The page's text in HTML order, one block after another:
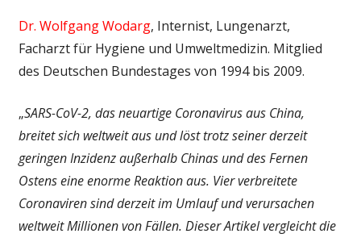
Dr. Wolfgang Wodarg, Internist, Lungenarzt,
Facharzt für Hygiene und Umweltmedizin. Mitglied
des Deutschen Bundestages von 1994 bis 2009.
„SARS-CoV-2, das neuartige Coronavirus aus China,
breitet sich weltweit aus und löst trotz seiner derzeit
geringen Inzidenz außerhalb Chinas und des Fernen
Ostens eine enorme Reaktion aus. Vier verbreitete
Coronaviren sind derzeit im Umlauf und verursachen
weltweit Millionen von Fällen. Dieser Artikel vergleicht die